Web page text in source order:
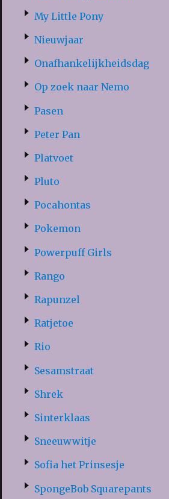
My Little Pony
Nieuwjaar
Onafhankelijkheidsdag
Op zoek naar Nemo
Pasen
Peter Pan
Platvoet
Pluto
Pocahontas
Pokemon
Powerpuff Girls
Rango
Rapunzel
Ratjetoe
Rio
Sesamstraat
Shrek
Sinterklaas
Sneeuwwitje
Sofia het Prinsesje
SpongeBob Squarepants